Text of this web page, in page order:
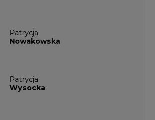
Patrycja
Nowakowska
Patrycja
Wysocka